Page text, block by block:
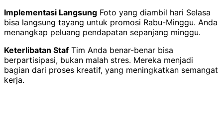
Implementasi Langsung Foto yang diambil hari Selasa
bisa langsung tayang untuk promosi Rabu-Minggu. Anda
menangkap peluang pendapatan sepanjang minggu.
Keterlibatan Staf Tim Anda benar-benar bisa
berpartisipasi, bukan malah stres. Mereka menjadi
bagian dari proses kreatif, yang meningkatkan semangat
kerja.